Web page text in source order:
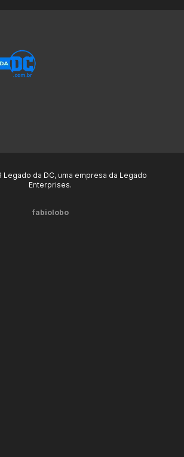
da DC, uma empresa da Legado
Enterprises.
fabiolobo